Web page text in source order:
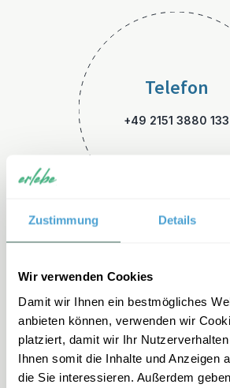
Zustimmung Details
Wir verwenden Cookies
Damit wir Ihnen ein bestmögliches
anbieten können, verwenden wir
platziert, damit wir Ihr
Ihnen somit die Inhalte und Anzeigen
die Sie interessieren. Außerdem
Telefon
+49 2151 3880 133
E-Mail
skandinavien-
@erlebe.de